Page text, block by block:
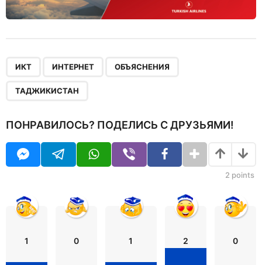
ИКТ ИНТЕРНЕТ ОБЪЯСНЕНИЯ
ТАДЖИКИСТАН
ПОНРАВИЛОСЬ? ПОДЕЛИСЬ С ДРУЗЬЯМИ!
2 points
1 0 1 2 0